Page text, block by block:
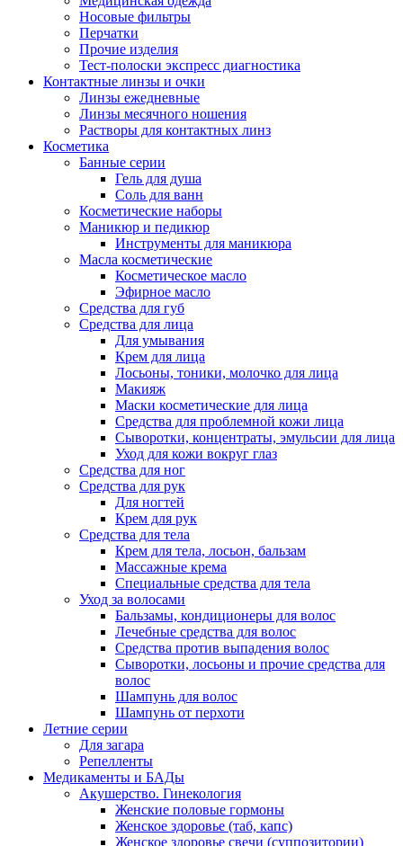
Носовые фильтры
Перчатки
Прочие изделия
Тест-полоски экспресс диагностика
Контактные линзы и очки
Линзы ежедневные
Линзы месячного ношения
Растворы для контактных линз
Косметика
Банные серии
Гель для душа
Соль для ванн
Косметические наборы
Маникюр и педикюр
Инструменты для маникюра
Масла косметические
Косметическое масло
Эфирное масло
Средства для губ
Средства для лица
Для умывания
Крем для лица
Лосьоны, тоники, молочко для лица
Макияж
Маски косметические для лица
Средства для проблемной кожи лица
Сыворотки, концентраты, эмульсии для лица
Уход для кожи вокруг глаз
Средства для ног
Средства для рук
Для ногтей
Крем для рук
Средства для тела
Крем для тела, лосьон, бальзам
Массажные крема
Специальные средства для тела
Уход за волосами
Бальзамы, кондиционеры для волос
Лечебные средства для волос
Средства против выпадения волос
Сыворотки, лосьоны и прочие средства для
волос
Шампунь для волос
Шампунь от перхоти
Летние серии
Для загара
Репелленты
Медикаменты и БАДы
Акушерство. Гинекология
Женские половые гормоны
Женское здоровье (таб, капс)
Женское здоровье свечи (суппозитории)